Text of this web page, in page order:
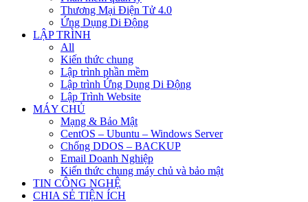
Thương Mại Điện Tử 4.0
Ứng Dụng Di Động
LẬP TRÌNH
All
Kiến thức chung
Lập trình phần mềm
Lập trình Ứng Dụng Di Động
Lập Trình Website
MÁY CHỦ
Mạng & Bảo Mật
CentOS – Ubuntu – Windows Server
Chống DDOS – BACKUP
Email Doanh Nghiệp
Kiến thức chung máy chủ và bảo mật
TIN CÔNG NGHỆ
CHIA SẺ TIỆN ÍCH